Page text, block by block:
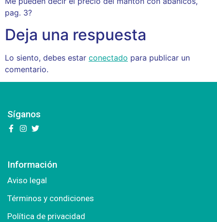
pag. 3?
Deja una respuesta
Lo siento, debes estar conectado para publicar un
comentario.
Síganos
Información
Aviso legal
Términos y condiciones
Política de privacidad